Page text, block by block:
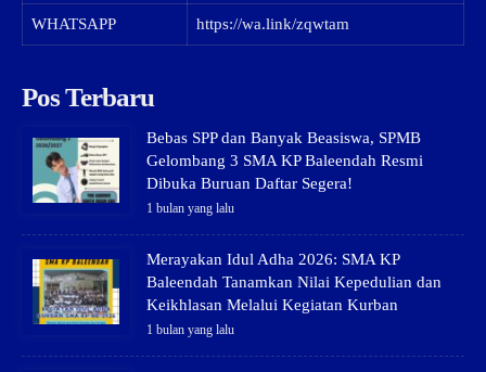
WHATSAPP https://wa.link/zqwtam
Pos Terbaru
Bebas SPP dan Banyak Beasiswa, SPMB
Gelombang 3 SMA KP Baleendah Resmi
Dibuka Buruan Daftar Segera!
1 bulan yang lalu
Merayakan Idul Adha 2026: SMA KP
Baleendah Tanamkan Nilai Kepedulian dan
Keikhlasan Melalui Kegiatan Kurban
1 bulan yang lalu